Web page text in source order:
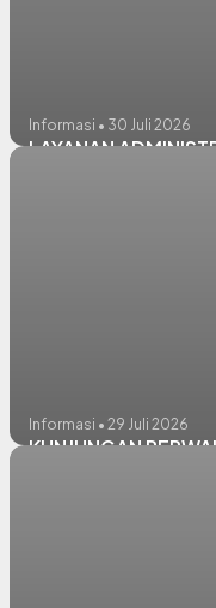
Informasi • 30 Juli 2026
LAYANAN
Informasi • 29 Juli 2026
KUNJUNGAN